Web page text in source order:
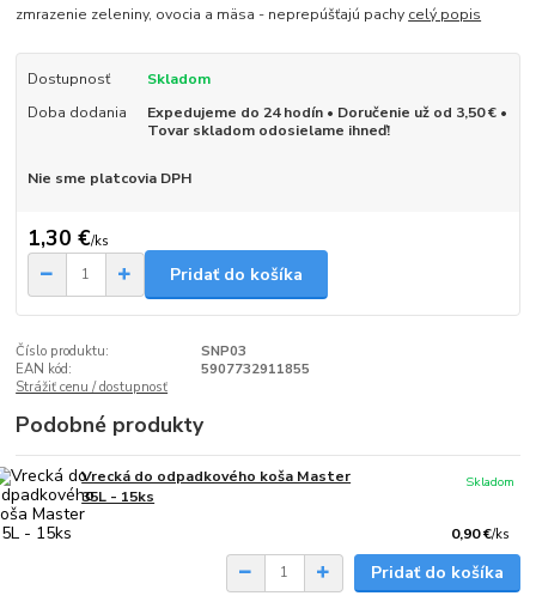
zmrazenie zeleniny, ovocia a mäsa - neprepúšťajú pachy celý popis
Dostupnosť
Skladom
Doba dodania
Expedujeme do 24 hodín • Doručenie už od 3,50 € •
Tovar skladom odosielame ihneď!
Nie sme platcovia DPH
1,30 €/ks
Pridať do košíka
Číslo produktu:
SNP03
EAN kód:
5907732911855
Strážiť cenu / dostupnosť
Podobné produkty
Vrecká do odpadkového koša Master
35L - 15ks
0,90 €/ks
Skladom
Pridať do košíka